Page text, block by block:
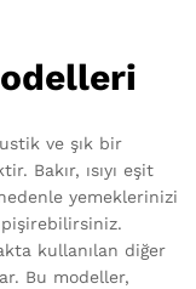
ve şık bir
Bakır, ısıyı eşit
yemeklerinizi
kullanılan diğer
Bu modeller,